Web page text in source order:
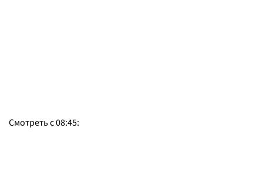
Смотреть с 08:45: